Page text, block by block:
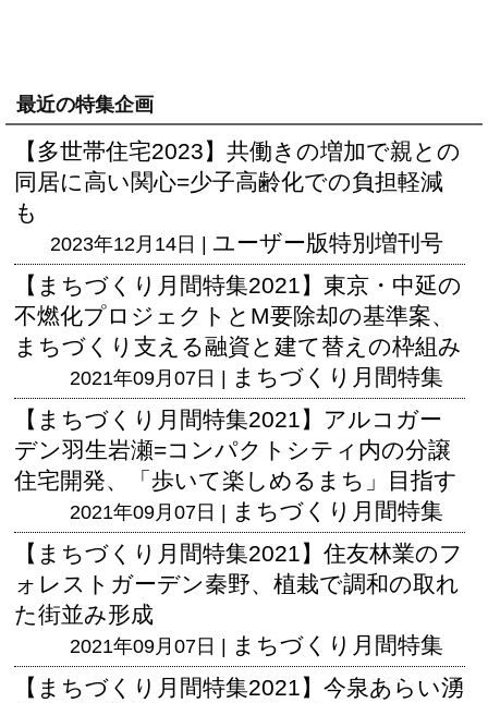
最近の特集企画
【多世帯住宅2023】共働きの増加で親との
同居に高い関心=少子高齢化での負担軽減
も
2023年12月14日 | ユーザー版特別増刊号
【まちづくり月間特集2021】東京・中延の
不燃化プロジェクトとM要除却の基準案、
まちづくり支える融資と建て替えの枠組み
2021年09月07日 | まちづくり月間特集
【まちづくり月間特集2021】アルコガー
デン羽生岩瀬=コンパクトシティ内の分譲
住宅開発、「歩いて楽しめるまち」目指す
2021年09月07日 | まちづくり月間特集
【まちづくり月間特集2021】住友林業のフ
ォレストガーデン秦野、植栽で調和の取れ
た街並み形成
2021年09月07日 | まちづくり月間特集
【まちづくり月間特集2021】今泉あらい湧